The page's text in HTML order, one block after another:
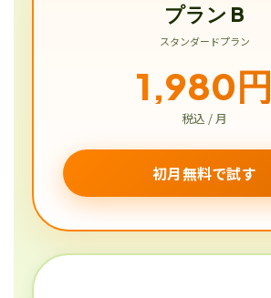
プラン B
スタンダードプラン
1,980円
税込 / 月
初月無料で試す